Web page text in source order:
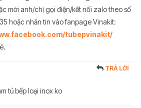
mời anh/chị gọi điện/kết nối zalo theo số
hoặc nhắn tin vào fanpage Vinakit:
tubepvinakit/
TRẢ LỜI
tủ bếp loại inox ko